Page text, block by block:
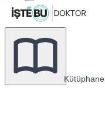
Kütüphane